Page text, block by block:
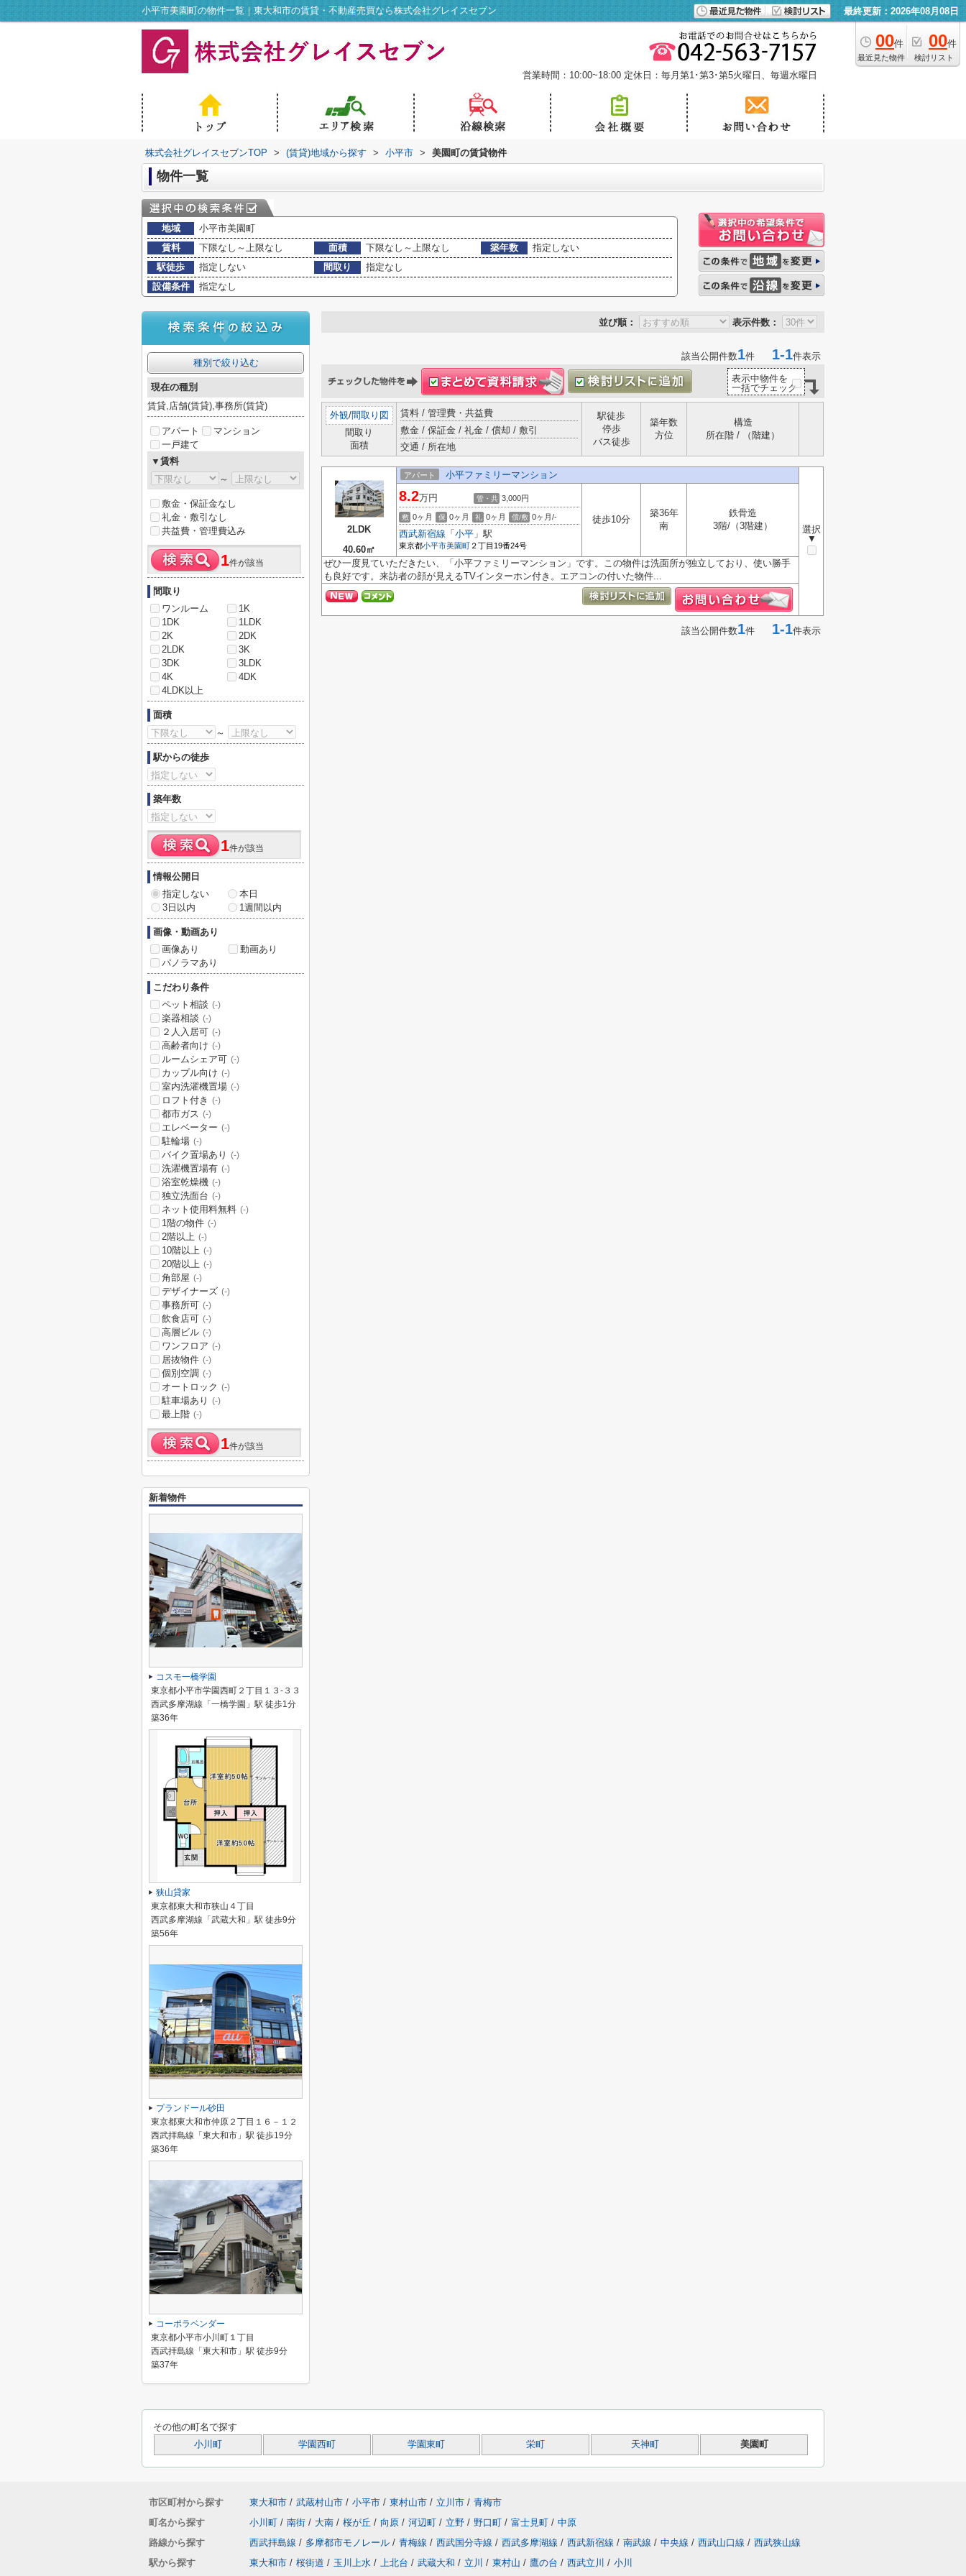
小平市美園町の物件一覧｜東大和市の賃貸・不動産売買なら株式会社グレイスセブン 最終更新：2026年08月08日
00件
最近見た物件
00件
検討リスト
営業時間：10:00~18:00 定休日：毎月第1･第3･第5火曜日、毎週水曜日
株式会社グレイスセブンTOP > (賃貸)地域から探す > 小平市 > 美園町の賃貸物件
物件一覧
地域
小平市美園町
賃料
下限なし～上限なし 面積 下限なし～上限なし 築年数
指定しない
駅徒歩
指定しない 間取り
指定なし
設備条件
指定なし
並び順： 表示件数：
該当公開件数1件 1-1件表示
表示中物件を
一括でチェック
外観/間取り図
間取り
面積
賃料 / 管理費・共益費
敷金 / 保証金 / 礼金 / 償却 / 敷引
交通 / 所在地
駅徒歩
停歩
バス徒歩
築年数
方位
構造
所在階 / （階建）
2LDK
40.60㎡
アパート 小平ファミリーマンション
選択
▼
8.2万円 管・共 3,000円
敷 0ヶ月 保 0ヶ月 礼 0ヶ月 償/敷 0ヶ月/-
西武新宿線 「 小平 」駅
東京都小平市美園町 ２丁目19番24号
徒歩10分
築36年
南
鉄骨造
3階/（3階建）
ぜひ一度見ていただきたい、「小平ファミリーマンション」です。この物件は洗面所が独立しており、使い勝手
も良好です。来訪者の顔が見えるTVインターホン付き。エアコンの付いた物件...
該当公開件数1件 1-1件表示
種別で絞り込む
現在の種別
賃貸,店舗(賃貸),事務所(賃貸)
アパート
マンション
一戸建て
▼賃料
～
敷金・保証金なし
礼金・敷引なし
共益費・管理費込み
1件が該当
間取り
ワンルーム
1K
1DK
1LDK
2K
2DK
2LDK
3K
3DK
3LDK
4K
4DK
4LDK以上
面積
～
駅からの徒歩
築年数
1件が該当
情報公開日
指定しない
本日
3日以内
1週間以内
画像・動画あり
画像あり
動画あり
パノラマあり
こだわり条件
ペット相談 (-)
楽器相談 (-)
２人入居可 (-)
高齢者向け (-)
ルームシェア可 (-)
カップル向け (-)
室内洗濯機置場 (-)
ロフト付き (-)
都市ガス (-)
エレベーター (-)
駐輪場 (-)
バイク置場あり (-)
洗濯機置場有 (-)
浴室乾燥機 (-)
独立洗面台 (-)
ネット使用料無料 (-)
1階の物件 (-)
2階以上 (-)
10階以上 (-)
20階以上 (-)
角部屋 (-)
デザイナーズ (-)
事務所可 (-)
飲食店可 (-)
高層ビル (-)
ワンフロア (-)
居抜物件 (-)
個別空調 (-)
オートロック (-)
駐車場あり (-)
最上階 (-)
1件が該当
新着物件
コスモ一橋学園
東京都小平市学園西町２丁目１３-３３
西武多摩湖線「一橋学園」駅 徒歩1分
築36年
狭山貸家
東京都東大和市狭山４丁目
西武多摩湖線「武蔵大和」駅 徒歩9分
築56年
プランドール砂田
東京都東大和市仲原２丁目１６－１２
西武拝島線「東大和市」駅 徒歩19分
築36年
コーポラベンダー
東京都小平市小川町１丁目
西武拝島線「東大和市」駅 徒歩9分
築37年
その他の町名で探す
小川町 学園西町 学園東町 栄町 天神町 美園町
市区町村から探す 東大和市 / 武蔵村山市 / 小平市 / 東村山市 / 立川市 / 青梅市
町名から探す
小川町 / 南街 / 大南 / 桜が丘 / 向原 / 河辺町 / 立野 / 野口町 / 富士見町 / 中原
路線から探す
西武拝島線 / 多摩都市モノレール / 青梅線 / 西武国分寺線 / 西武多摩湖線 / 西武新宿線 / 南武線 / 中央線 / 西武山口線 / 西武狭山線
駅から探す
東大和市 / 桜街道 / 玉川上水 / 上北台 / 武蔵大和 / 立川 / 東村山 / 鷹の台 / 西武立川 / 小川